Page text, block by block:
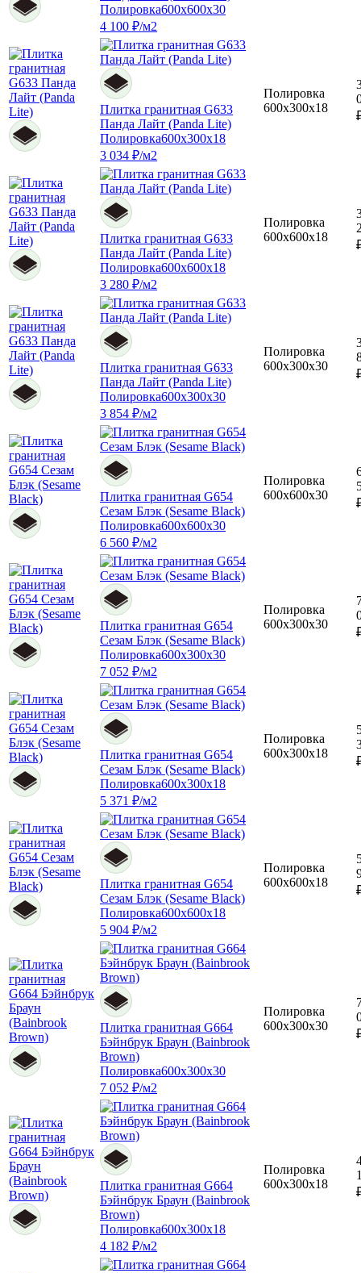
Полировка600x600x30
4 100 ₽/м2
Плитка гранитная G633
Панда Лайт (Panda Lite)
Полировка600x300x18
3 034 ₽/м2
Полировка
600x300x18
Плитка гранитная G633
Панда Лайт (Panda Lite)
Полировка600x600x18
3 280 ₽/м2
Полировка
600x600x18
Плитка гранитная G633
Панда Лайт (Panda Lite)
Полировка600x300x30
3 854 ₽/м2
Полировка
600x300x30
Плитка гранитная G654
Сезам Блэк (Sesame Black)
Полировка600x600x30
6 560 ₽/м2
Полировка
600x600x30
Плитка гранитная G654
Сезам Блэк (Sesame Black)
Полировка600x300x30
7 052 ₽/м2
Полировка
600x300x30
Плитка гранитная G654
Сезам Блэк (Sesame Black)
Полировка600x300x18
5 371 ₽/м2
Полировка
600x300x18
Плитка гранитная G654
Сезам Блэк (Sesame Black)
Полировка600x600x18
5 904 ₽/м2
Полировка
600x600x18
Плитка гранитная G664
Бэйнбрук Браун (Bainbrook
Brown)
Полировка600x300x30
7 052 ₽/м2
Полировка
600x300x30
Плитка гранитная G664
Бэйнбрук Браун (Bainbrook
Brown)
Полировка600x300x18
4 182 ₽/м2
Полировка
600x300x18